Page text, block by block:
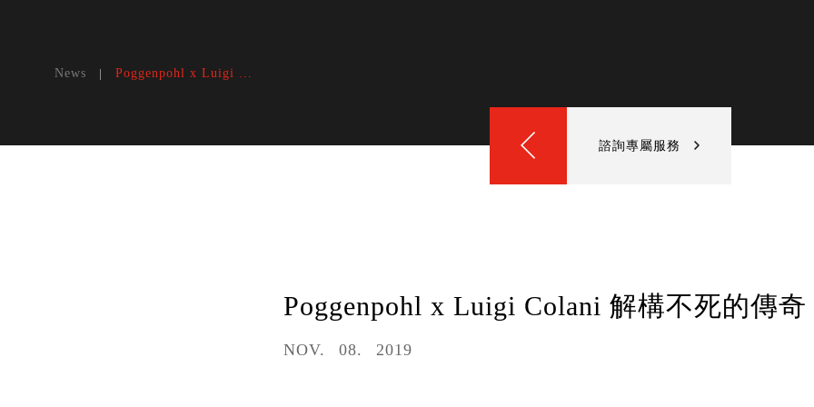
News Poggenpohl x Luigi ...
諮詢專屬服務
Poggenpohl x Luigi Colani 解構不死的傳奇
NOV 08 2019